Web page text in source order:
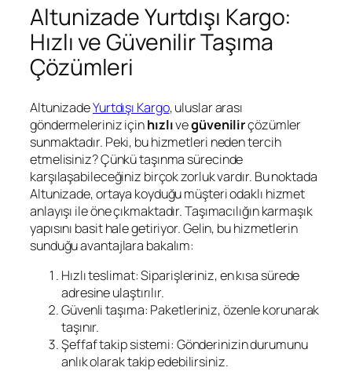
Altunizade Yurtdışı Kargo:
Hızlı ve Güvenilir Taşıma
Çözümleri
AltunizadeYurtdışı Kargo, uluslar arası
göndermeleriniz içinhızlıvegüvenilirçözümler
sunmaktadır. Peki, bu hizmetleri neden tercih
etmelisiniz? Çünkü taşınma sürecinde
karşılaşabileceğiniz birçok zorluk vardır. Bu noktada
Altunizade, ortaya koyduğu müşteri odaklı hizmet
anlayışı ile öne çıkmaktadır. Taşımacılığın karmaşık
yapısını basit hale getiriyor. Gelin, bu hizmetlerin
sunduğu avantajlara bakalım:
Hızlı teslimat: Siparişleriniz, en kısa sürede
adresine ulaştırılır.
Güvenli taşıma: Paketleriniz, özenle korunarak
taşınır.
Şeffaf takip sistemi: Gönderinizin durumunu
anlık olarak takip edebilirsiniz.